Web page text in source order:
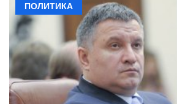
ПОЛИТИКА